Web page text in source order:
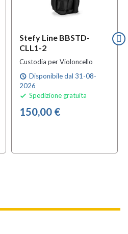
Stefy Line BBSTD-
CLL1-2
Custodia per Violoncello
schedule Disponibile dal 31-08-
2026
 Spedizione gratuita
150,00 €